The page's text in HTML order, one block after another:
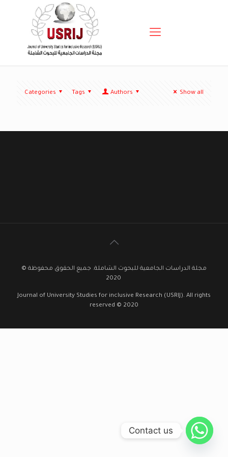
Categories Tags Authors Show all
مجلة الدراسات الجامعية للبحوث الشاملة. جميع الحقوق محفوظة ©
Journal of University Studies for inclusive Research (USRIJ). All rights
reserved © 2020
Contact us